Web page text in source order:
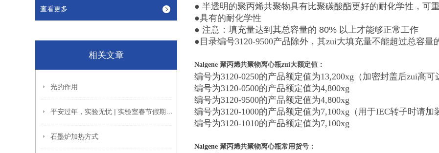
查看更多
相关文章
光的作用
石墨炉加热方式
● 半透明的聚丙烯共聚物具有比聚碳酸酯更好的耐化学性，可
●具有的耐化学性
● 注意：填充量达到其总容量的 80% 以上才能够正常工作
● 目录编号3120-9500产品除外，其zui大填充量不能超过总容量
Nalgene 聚丙烯共聚物离心瓶zui大额定值：
编号为3120-0250的产品额定值为13,200xg（加密封盖后zui高可
编号为3120-0500的产品额定值为4,800xg
编号为3120-9500的产品额定值为4,800xg
编号为3120-1000的产品额定值为7,100xg（用于IEC转子时请加
编号为3120-1010的产品额定值为7,100xg
Nalgene 聚丙烯共聚物离心瓶常用货号：